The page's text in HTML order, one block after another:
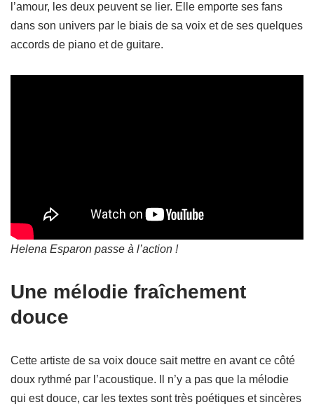
l’amour, les deux peuvent se lier. Elle emporte ses fans
dans son univers par le biais de sa voix et de ses quelques
accords de piano et de guitare.
Helena Esparon passe à l’action !
Une mélodie fraîchement
douce
Cette artiste de sa voix douce sait mettre en avant ce côté
doux rythmé par l’acoustique. Il n’y a pas que la mélodie
qui est douce, car les textes sont très poétiques et sincères